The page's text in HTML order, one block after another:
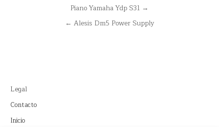
NavegaciónPiano Yamaha Ydp S31 →
← Alesis Dm5 Power Supply
Legal
Contacto
Inicio